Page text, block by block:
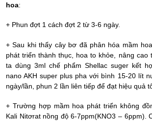
hoa:
+ Phun đợt 1 cách đợt 2 từ 3-6 ngày.
+ Sau khi thấy cây bơ đã phân hóa mầm
phát triển thành thục, hoa to khỏe, nâng cao
ta dùng 3ml chế phẩm Shellac suger kết
nano AKH super plus pha với bình 15-20 lít
ngày/lần, phun 2 lần liên tiếp để đạt hiệu quả
+ Trường hợp mầm hoa phát triển không
Kali Nitơrat nồng độ 6-7ppm(KNO3 – 6ppm).